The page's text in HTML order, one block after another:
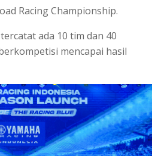
Racing Championship.
ada 10 tim dan 40
mencapai hasil